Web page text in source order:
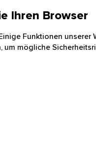
Ihren Browser
Funktionen
um mögliche